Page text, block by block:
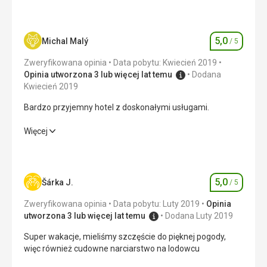
bankomaty.
Usługi
Brakuje płatności kartą, poza tym byliśmy zadowoleni. Nie
korzystaliśmy z sauny, ponieważ do skipasu masz
darmowy wstęp do lokalnego basenu. Jest tam
wstęp jest bezpłatny.
Ta recenzja została automatycznie przetłumaczona za
Michal Malý Ocena
5,0 / 5
Zweryfikowana opinia
Data pobytu: Kwiecień 2019
Opinia utworzona 3 lub więcej lat temu
Dodana
Kwiecień 2019
Bardzo przyjemny hotel z doskonałymi usługami.
Bardzo przyjemny hotel z doskonałymi usługami.
Zakwaterowanie 5,0/ 5
Usługi 5,0
Cena
Więcej
Šárka J. Ocena
5,0 / 5
Zweryfikowana opinia Data pobytu: Luty 2019
Opinia
utworzona 3 lub więcej lat temu
Dodana Luty 2019
Super wakacje, mieliśmy szczęście do pięknej pogody,
więc również cudowne narciarstwo na lodowcu